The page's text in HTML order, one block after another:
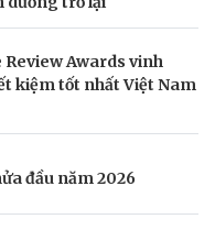
Awards vinh
kiệm tốt nhất Việt Nam
đầu năm 2026